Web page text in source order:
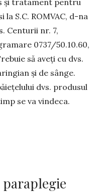
și tratament pentru
la S.C. ROM­VAC, d-na
Centurii nr. 7,
0737/50.10.60,
să aveți cu dvs.
și de sânge.
dvs. produsul
se va vindeca.